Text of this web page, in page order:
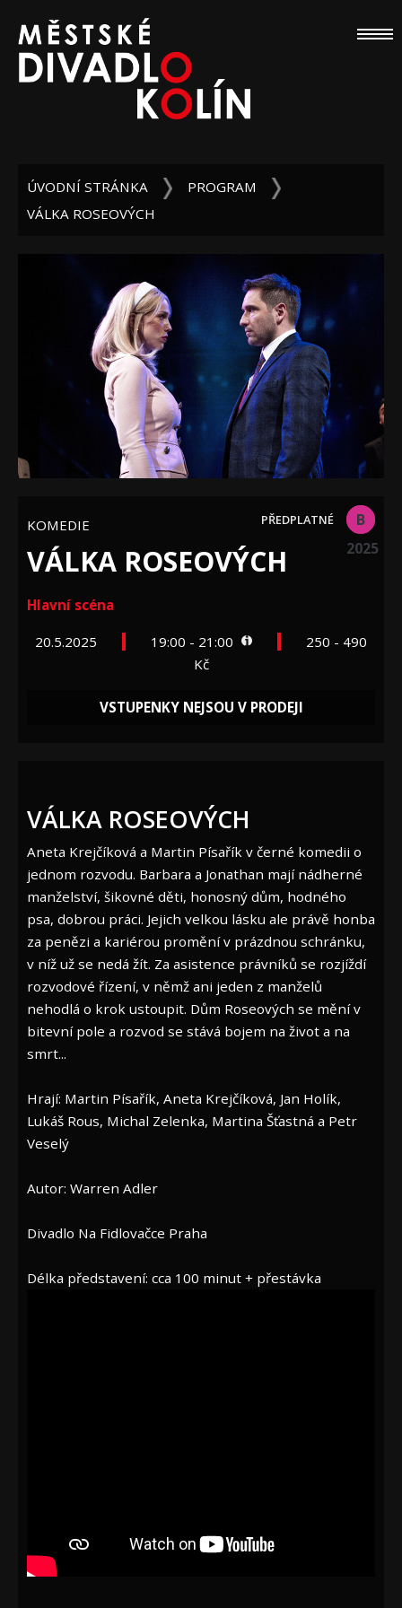
ÚVODNÍ STRÁNKA
PROGRAM
VÁLKA ROSEOVÝCH
KOMEDIE
VÁLKA ROSEOVÝCH
Hlavní scéna
B
2025
20.5.2025 19:00 - 21:00
250 - 490
Kč
VSTUPENKY NEJSOU V PRODEJI
VÁLKA ROSEOVÝCH
Aneta Krejčíková a Martin Písařík v černé komedii o
jednom rozvodu. Barbara a Jonathan mají nádherné
manželství, šikovné děti, honosný dům, hodného
psa, dobrou práci. Jejich velkou lásku ale právě honba
za penězi a kariérou promění v prázdnou schránku,
v níž už se nedá žít. Za asistence právníků se rozjíždí
rozvodové řízení, v němž ani jeden z manželů
nehodlá o krok ustoupit. Dům Roseových se mění v
bitevní pole a rozvod se stává bojem na život a na
smrt...
Hrají: Martin Písařík, Aneta Krejčíková, Jan Holík,
Lukáš Rous, Michal Zelenka, Martina Šťastná a Petr
Veselý
Autor: Warren Adler
Divadlo Na Fidlovačce Praha
Délka představení: cca 100 minut + přestávka